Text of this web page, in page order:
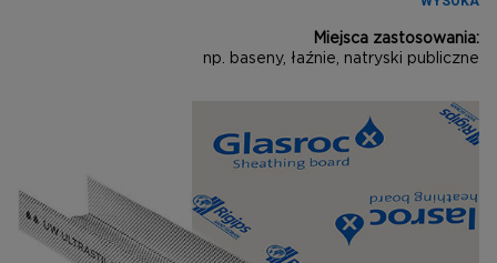
Miejsca zastosowania:
np. baseny, łaźnie, natryski publiczne